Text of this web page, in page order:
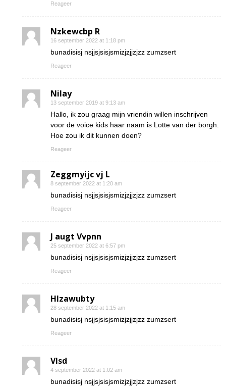
Reageer
Nzkewcbp R
16 september 2022 at 1:18 pm
bunadisisj nsjjsjsisjsmizjzjjzjzz zumzsert
Reageer
Nilay
13 september 2019 at 9:13 am
Hallo, ik zou graag mijn vriendin willen inschrijven
voor de voice kids haar naam is Lotte van der borgh.
Hoe zou ik dit kunnen doen?
Reageer
Zeggmyijc vj L
8 september 2022 at 1:20 am
bunadisisj nsjjsjsisjsmizjzjjzjzz zumzsert
Reageer
J augt Vvpnn
25 september 2022 at 6:57 pm
bunadisisj nsjjsjsisjsmizjzjjzjzz zumzsert
Reageer
Hlzawubty
28 september 2022 at 1:15 am
bunadisisj nsjjsjsisjsmizjzjjzjzz zumzsert
Reageer
Vlsd
4 september 2022 at 1:02 am
bunadisisj nsjjsjsisjsmizjzjjzjzz zumzsert